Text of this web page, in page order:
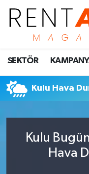
SEKTÖR
Kulu Hava
Kulu
Hava
İstanbul
İstanbul Hava
İstanbul Namaz
Süper Lig Puan